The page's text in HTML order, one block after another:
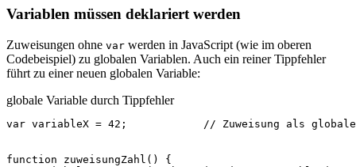
Variablen müssen deklariert werden
Zuweisungen ohne var werden in JavaScript (wie im oberen
Codebeispiel) zu globalen Variablen. Auch ein reiner Tippfehler
führt zu einer neuen globalen Variable:
globale Variable durch Tippfehler
var variableX = 42 ; // Zuweisung als
function zuweisungZahl ()
{